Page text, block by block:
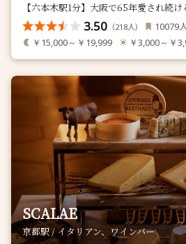
【六本木駅1分】大阪で65年愛され続け
3.50 （218人） 10079人
￥15,000～￥19,999 ￥3,000～￥
SCALAE
京都駅 / イタリアン、ワインバー